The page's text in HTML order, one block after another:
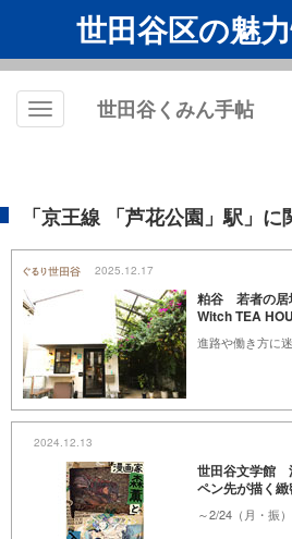
世田谷区の魅
Toggle
世田谷くみん手帖
「京王線 「芦花公園」駅」
2025.12.17
粕谷 若者の居
Witch TEA
2024.12.13
世田谷文学館
ペン先が描く